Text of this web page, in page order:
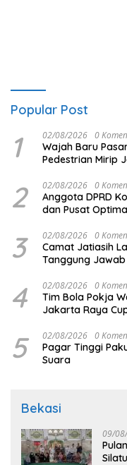
Popular Post
1 02/08/2026 0
Wajah Baru
Pedestrian Mirip
2 02/08/2026 0
Anggota DPRD
dan Pusat
3 02/08/2026 0
Camat Jatiasih
Tanggung Jawab
4 02/08/2026 0
Tim Bola Pokja
Jakarta Raya
5 02/08/2026 0
Pagar Tinggi
Suara
Bekasi
09/